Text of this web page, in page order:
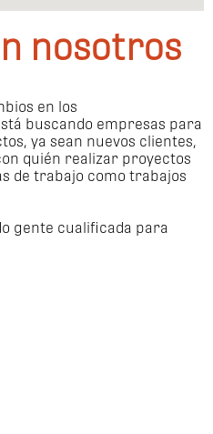
nosotros
en los
buscando empresas para
ya sean nuevos clientes,
quién realizar proyectos
de trabajo como trabajos
gente cualificada para